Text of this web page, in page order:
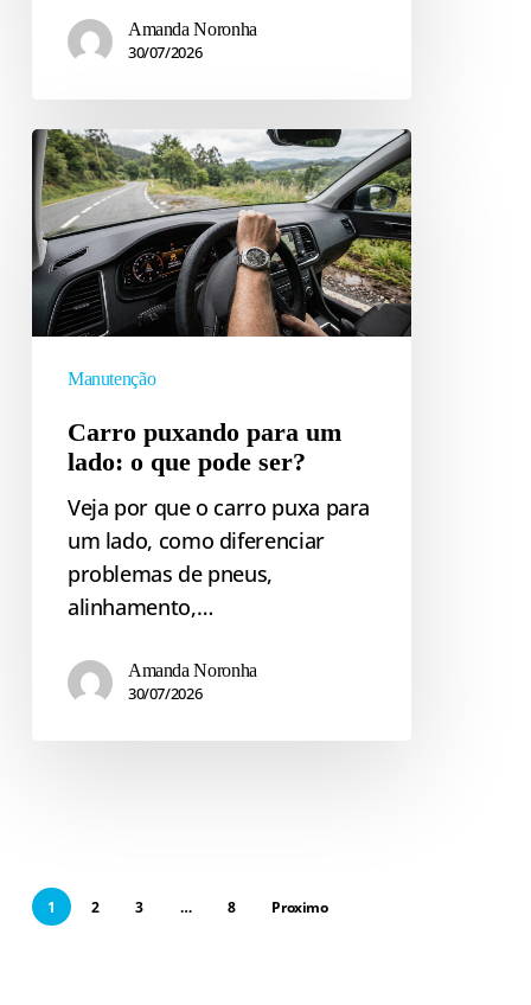
Amanda Noronha
30/07/2026
Carro
puxando
para
um
lado:
o
que
podeManutenção
Carro puxando para um
lado: o que pode ser?
Veja por que o carro puxa para
um lado, como diferenciar
problemas de pneus,
alinhamento,…
Amanda Noronha
30/07/2026
1 2 3 … 8 Proximo